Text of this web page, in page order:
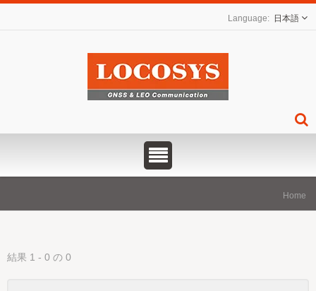
日本語
Home
結果 1 - 0 の 0